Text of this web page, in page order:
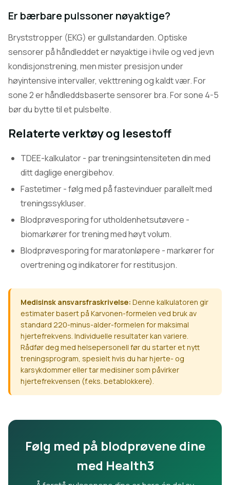
Er bærbare pulssoner nøyaktige?
Bryststropper (EKG) er gullstandarden. Optiske
sensorer på håndleddet er nøyaktige i hvile og ved jevn
kondisjonstrening, men mister presisjon under
høyintensive intervaller, vekttrening og kaldt vær. For
sone 2 er håndleddsbaserte sensorer bra. For sone 4-5
bør du bytte til et pulsbelte.
Relaterte verktøy og lesestoff
TDEE-kalkulator- par treningsintensiteten din med
ditt daglige energibehov.
Fastetimer- følg med på fastevinduer parallelt med
treningssykluser.
Blodprøvesporing for utholdenhetsutøvere -
biomarkører for trening med høyt volum.
Blodprøvesporing for maratonløpere - markører for
overtrening og indikatorer for restitusjon.
Medisinsk ansvarsfraskrivelse: Denne kalkulatoren gir
estimater basert på Karvonen-formelen ved bruk av
standard 220-minus-alder-formelen for maksimal
hjertefrekvens. Individuelle resultater kan variere.
Rådfør deg med helsepersonell før du starter et nytt
treningsprogram, spesielt hvis du har hjerte- og
karsykdommer eller tar medisiner som påvirker
hjertefrekvensen (f.eks. betablokkere).
Følg med på blodprøvene dine
med Health3